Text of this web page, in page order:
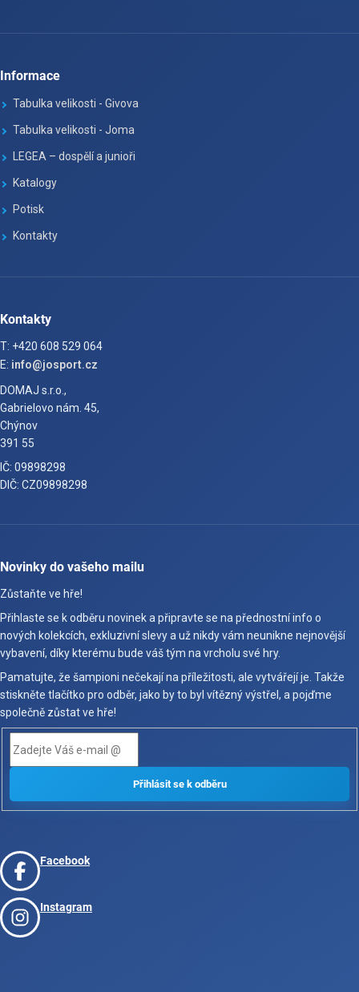
Informace
Tabulka velikosti - Givova
Tabulka velikosti - Joma
LEGEA – dospělí a junioři
Katalogy
Potisk
Kontakty
Kontakty
T: +420 608 529 064
E: info@josport.cz
DOMAJ s.r.o.,
Gabrielovo nám. 45,
Chýnov
391 55
IČ: 09898298
DIČ: CZ09898298
Novinky do vašeho mailu
Zůstaňte ve hře!
Přihlaste se k odběru novinek a připravte se na přednostní info o
nových kolekcích, exkluzivní slevy a už nikdy vám neunikne nejnovější
vybavení, díky kterému bude váš tým na vrcholu své hry.
Pamatujte, že šampioni nečekají na příležitosti, ale vytvářejí je. Takže
stiskněte tlačítko pro odběr, jako by to byl vítězný výstřel, a pojďme
společně zůstat ve hře!
Facebook
Instagram